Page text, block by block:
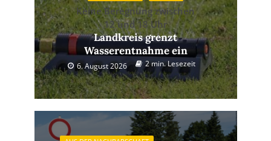
Keine Beregnung zwischen
12 und 18 Uhr
Landkreis grenzt
Wasserentnahme ein
6. August 2026 2 min. Lesezeit